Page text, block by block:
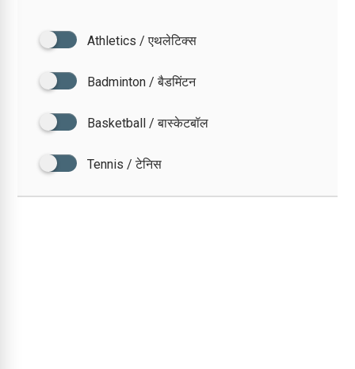
Athletics / एथलेटिक्स
Badminton / बैडमिंटन
Basketball / बास्केटबॉल
Tennis / टेनिस